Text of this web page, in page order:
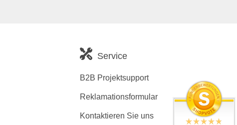
Service
B2B Projektsupport
Reklamationsformular
Kontaktieren Sie uns